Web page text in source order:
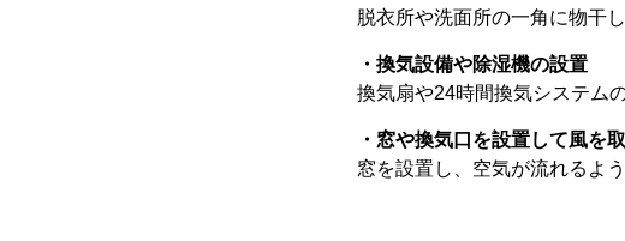
脱衣所や洗面所の一角に物干
・換気設備や除湿機の設置
換気扇や24時間換気システム
・窓や換気口を設置して風を
窓を設置し、空気が流れるよ